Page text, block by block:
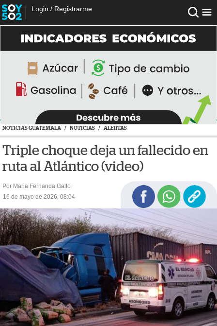
Login / Registrarme
NOTICIAS GUATEMALA / NOTICIAS / ALERTAS
Triple choque deja un fallecido en
ruta al Atlántico (video)
Por Maria Fernanda Gallo
16 de mayo de 2026, 08:04